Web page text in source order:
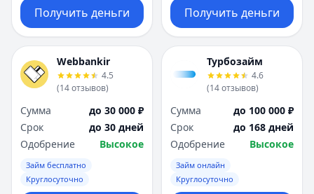
Получить деньги Получить деньги
Webbankir
4.5
(14отзывов)
Сумма
до 30 000 ₽
Срок
до 30 дней
Одобрение
Высокое
Займ бесплатно
Круглосуточно
Турбозайм
4.6
(14отзывов)
Сумма
до 100 000 ₽
Срок
до 168 дней
Одобрение
Высокое
Займ онлайн
Круглосуточно